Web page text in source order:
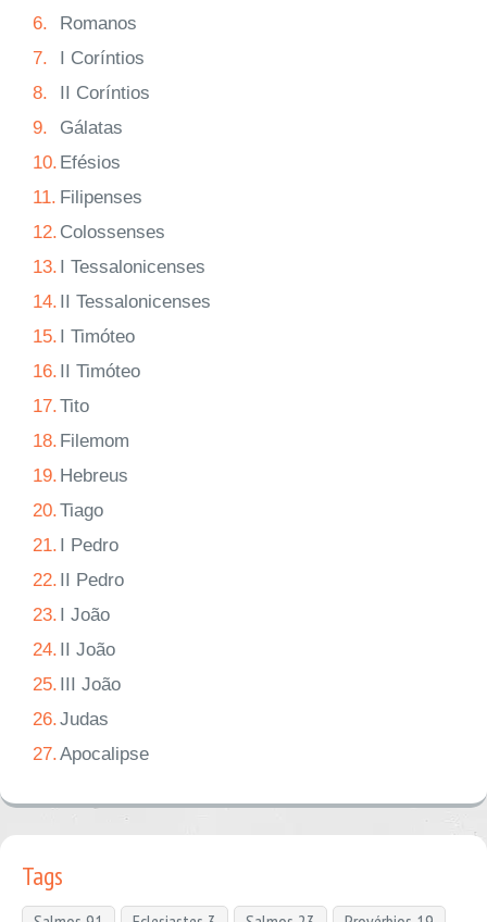
6.
Romanos
7.
I Coríntios
8.
II Coríntios
9.
Gálatas
10. Efésios
11. Filipenses
12. Colossenses
13. I Tessalonicenses
14. II Tessalonicenses
15. I Timóteo
16. II Timóteo
17.Tito
18. Filemom
19. Hebreus
20.Tiago
21. I Pedro
22. II Pedro
23. I João
24. II João
25. III João
26.Judas
27.Apocalipse
Tags